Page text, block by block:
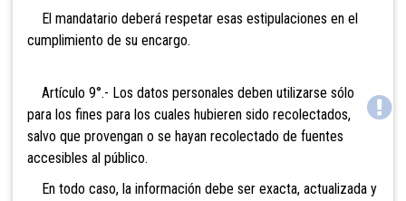
El mandatario deberá respetar esas estipulaciones en el
cumplimiento de su encargo.
Artículo 9°.- Los datos personales deben utilizarse sólo
para los fines para los cuales hubieren sido recolectados,
salvo que provengan o se hayan recolectado de fuentes
accesibles al público.
En todo caso, la información debe ser exacta, actualizada y